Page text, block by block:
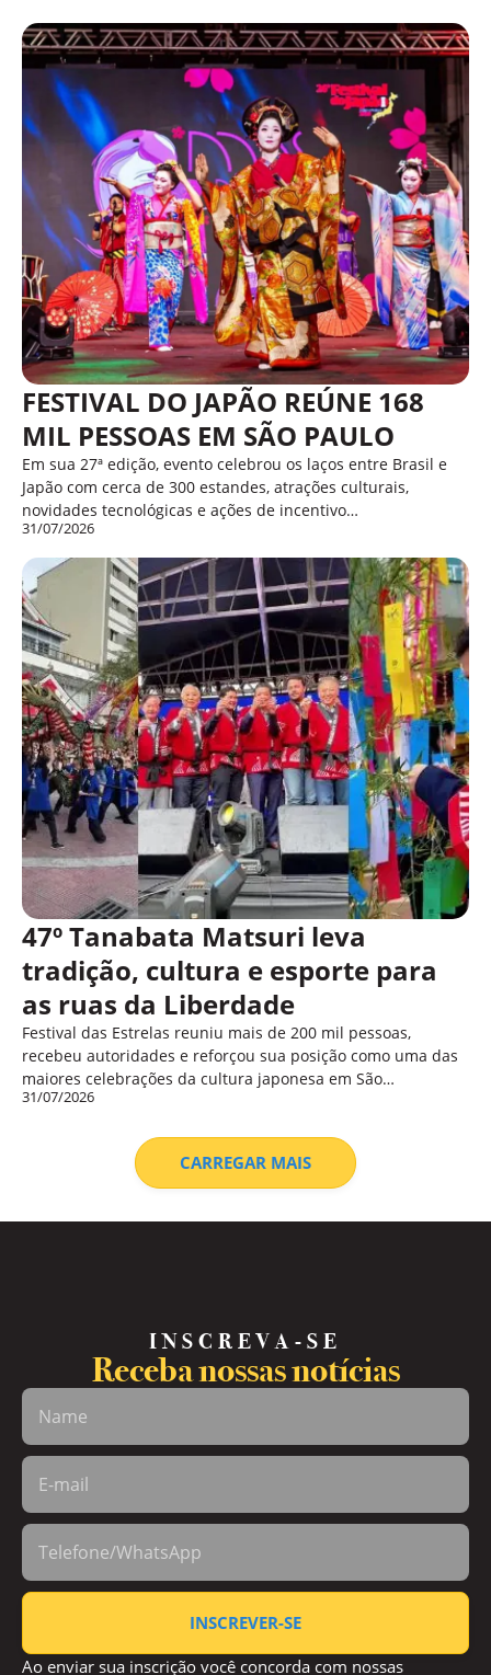
FESTIVAL DO JAPÃO REÚNE 168
MIL PESSOAS EM SÃO PAULO
Em sua 27ª edição, evento celebrou os laços entre Brasil e
Japão com cerca de 300 estandes, atrações culturais,
novidades tecnológicas e ações de incentivo…
31/07/2026
47º Tanabata Matsuri leva
tradição, cultura e esporte para
as ruas da Liberdade
Festival das Estrelas reuniu mais de 200 mil pessoas,
recebeu autoridades e reforçou sua posição como uma das
maiores celebrações da cultura japonesa em São…
31/07/2026
CARREGAR MAIS
INSCREVA-SE
Receba nossas notícias
INSCREVER-SE
Ao enviar sua inscrição você concorda com nossas